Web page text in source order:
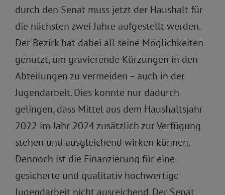
durch den Senat muss jetzt der Haushalt für
die nächsten zwei Jahre aufgestellt werden.
Der Bezirk hat dabei all seine Möglichkeiten
genutzt, um gravierende Kürzungen in den
Abteilungen zu vermeiden – auch in der
Jugendarbeit. Dies konnte nur dadurch
gelingen, dass Mittel aus dem Haushaltsjahr
2022 im Jahr 2024 zusätzlich zur Verfügung
stehen und ausgleichend wirken können.
Dennoch ist die Finanzierung für eine
gesicherte und qualitativ hochwertige
Jugendarbeit nicht ausreichend. Der Senat